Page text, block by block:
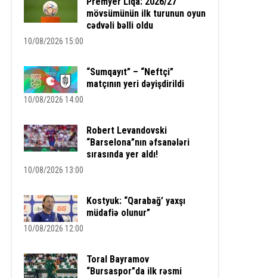
mövsümünün ilk turunun oyun
cədvəli bəlli oldu
10/08/2026 15:00
“Sumqayıt” – “Neftçi”
matçının yeri dəyişdirildi
10/08/2026 14:00
Robert Levandovski
“Barselona”nın əfsanələri
sırasında yer aldı!
10/08/2026 13:00
Kostyuk: “Qarabağ’ yaxşı
müdafiə olunur”
10/08/2026 12:00
Toral Bayramov
“Bursaspor”da ilk rəsmi